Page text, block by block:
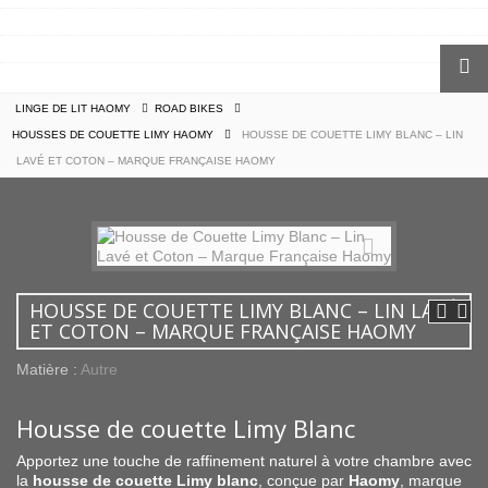
LINGE DE LIT HAOMY ROAD BIKES
HOUSSES DE COUETTE LIMY HAOMY HOUSSE DE COUETTE LIMY BLANC – LIN
LAVÉ ET COTON – MARQUE FRANÇAISE HAOMY
HOUSSE DE COUETTE LIMY BLANC – LIN LAVÉ
ET COTON – MARQUE FRANÇAISE HAOMY
Matière : Autre
Housse de couette Limy Blanc
Apportez une touche de raffinement naturel à votre chambre avec
la housse de couette Limy blanc , conçue par Haomy , marque